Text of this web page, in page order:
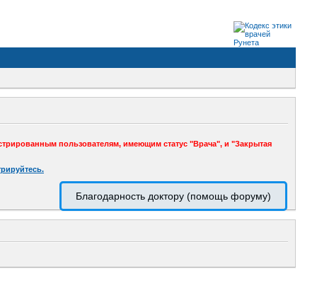
пользователям, имеющим статус "Врача", и "Закрытая
Благодарность доктору (помощь форуму)